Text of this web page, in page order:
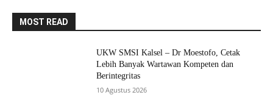
MOST READ
UKW SMSI Kalsel – Dr Moestofo, Cetak
Lebih Banyak Wartawan Kompeten dan
Berintegritas
10 Agustus 2026